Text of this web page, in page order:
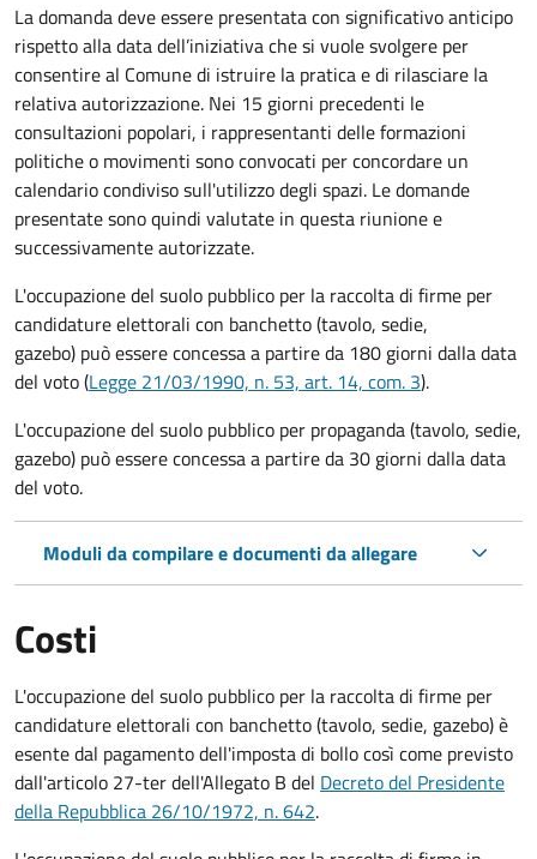
La domanda deve essere presentata con significativo anticipo
rispetto alla data dell’iniziativa che si vuole svolgere per
consentire al Comune di istruire la pratica e di rilasciare la
relativa autorizzazione. Nei 15 giorni precedenti le
consultazioni popolari, i rappresentanti delle formazioni
politiche o movimenti sono convocati per concordare un
calendario condiviso sull'utilizzo degli spazi. Le domande
presentate sono quindi valutate in questa riunione e
successivamente autorizzate.
L'occupazione del suolo pubblico per la raccolta di firme per
candidature elettorali con banchetto (tavolo, sedie,
gazebo) può essere concessa a partire da 180 giorni dalla data
del voto (Legge 21/03/1990, n. 53, art. 14, com. 3).
L'occupazione del suolo pubblico per propaganda (tavolo, sedie,
gazebo) può essere concessa a partire da 30 giorni dalla data
del voto.
Moduli da compilare e documenti da allegare
Costi
L'occupazione del suolo pubblico per la raccolta di firme per
candidature elettorali con banchetto (tavolo, sedie, gazebo) è
esente dal pagamento dell'imposta di bollo così come previsto
dall'articolo 27-ter dell'Allegato B del Decreto del Presidente
della Repubblica 26/10/1972, n. 642.